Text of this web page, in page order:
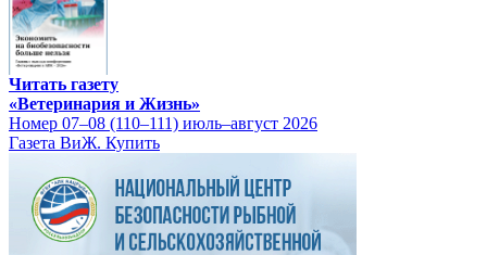
Читать газету
«Ветеринария и Жизнь»
Номер 07–08 (110–111) июль–август 2026
Газета ВиЖ. Купить